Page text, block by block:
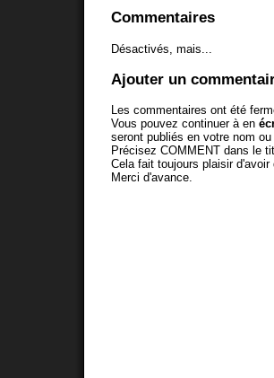
Commentaires
Désactivés, mais...
Ajouter un
Les commentaires ont été
Vous pouvez continuer à en
seront publiés en votre nom ou
Précisez COMMENT dans le
Cela fait toujours plaisir d'avoir
Merci d'avance.